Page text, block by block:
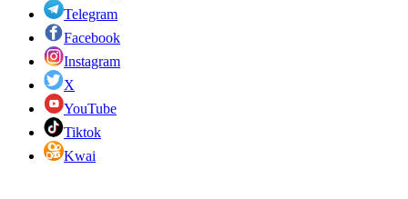
Telegram
Facebook
Instagram
X
YouTube
Tiktok
Kwai